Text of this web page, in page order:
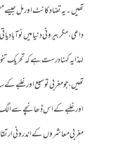
تھیں۔ یہ تضاد کانٹ اور مل
داعی، مگر بیرونی دنیا میں
لہٰذا یہ کہنا درست ہے کہ تحریک
تھیں، جو مغربی توسیع اور غلبے
اور غلبے کے اس ڈھانچے سے الگ
مغربی معاشروں کے اندرونی